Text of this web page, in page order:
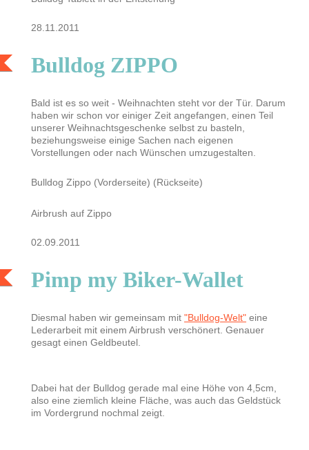
28.11.2011
Bulldog ZIPPO
Bald ist es so weit - Weihnachten steht vor der Tür. Darum
haben wir schon vor einiger Zeit angefangen, einen Teil
unserer Weihnachtsgeschenke selbst zu basteln,
beziehungsweise einige Sachen nach eigenen
Vorstellungen oder nach Wünschen umzugestalten.
Bulldog Zippo (Vorderseite) (Rückseite)
Airbrush auf Zippo
02.09.2011
Pimp my Biker-Wallet
Diesmal haben wir gemeinsam mit "Bulldog-Welt" eine
Lederarbeit mit einem Airbrush verschönert. Genauer
gesagt einen Geldbeutel.
Dabei hat der Bulldog gerade mal eine Höhe von 4,5cm,
also eine ziemlich kleine Fläche, was auch das Geldstück
im Vordergrund nochmal zeigt.